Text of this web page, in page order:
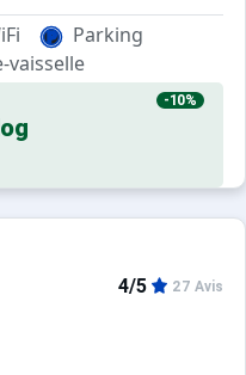
en pierre.
Parking
vaisselle
-10%
4/5 27 Avis